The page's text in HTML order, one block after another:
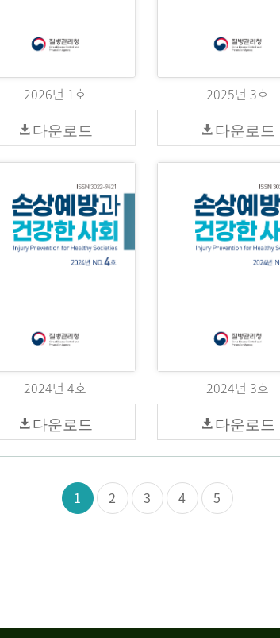
2026년 1호
다운로드
2025년 3호
다운로드
2024년 4호
다운로드
2024년 3호
다운로드
1 2 3 4 5